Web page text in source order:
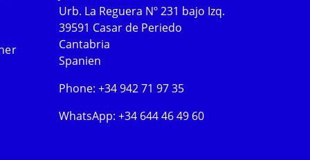
Urb. La Reguera Nº 231 bajo Izq.
39591 Casar de Periedo
Cantabria
Spanien
Phone: +34 942 71 97 35
WhatsApp: +34 644 46 49 60